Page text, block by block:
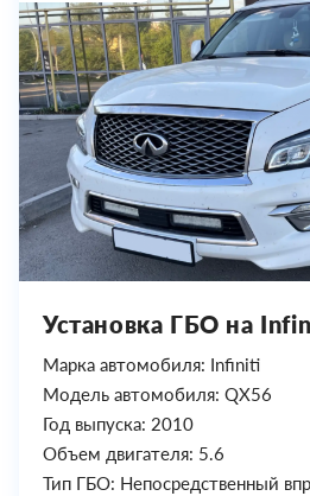
Установка ГБО на
Марка автомобиля: Infiniti
Модель автомобиля: QX56
Год выпуска: 2010
Объем двигателя: 5.6
Тип ГБО: Непосредственный